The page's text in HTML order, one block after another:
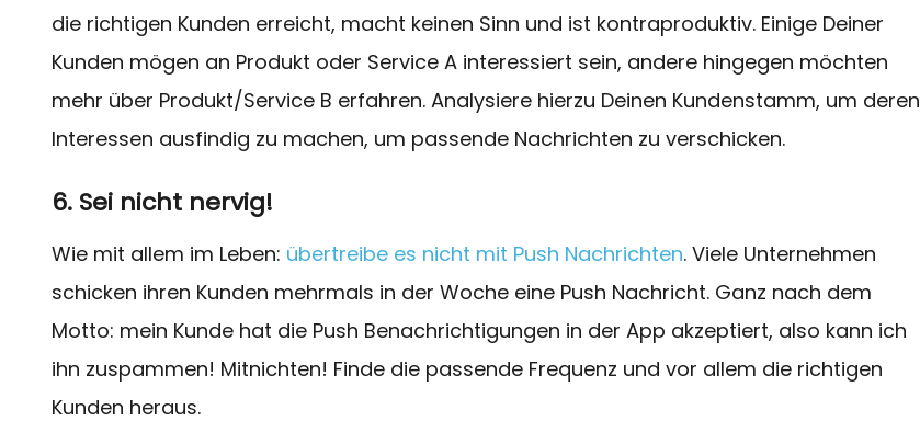
die richtigen Kunden erreicht, macht keinen Sinn und ist kontraproduktiv. Einige Deiner
Kunden mögen an Produkt oder Service A interessiert sein, andere hingegen möchten
mehr über Produkt/Service B erfahren. Analysiere hierzu Deinen Kundenstamm, um deren
Interessen ausfindig zu machen, um passende Nachrichten zu verschicken.
6. Sei nicht nervig!
Wie mit allem im Leben: übertreibe es nicht mit Push Nachrichten. Viele Unternehmen
schicken ihren Kunden mehrmals in der Woche eine Push Nachricht. Ganz nach dem
Motto: mein Kunde hat die Push Benachrichtigungen in der App akzeptiert, also kann ich
ihn zuspammen! Mitnichten! Finde die passende Frequenz und vor allem die richtigen
Kunden heraus.